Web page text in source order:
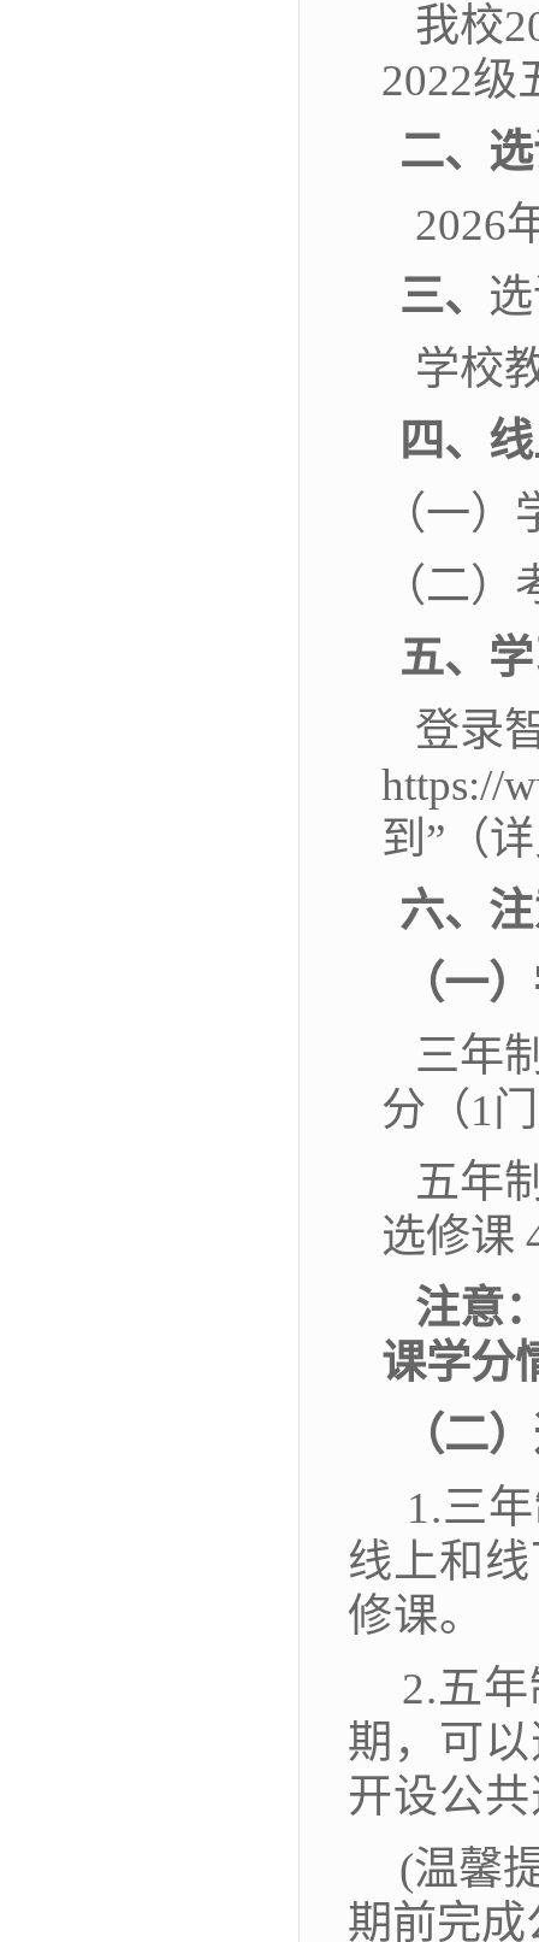
我校
2022级
二、
2026
三、
学校
四、
（一）
（二）
五、
登录
https://
到”（
六、
（一
三年
分 （1
五年
选修课
注意
课学分
（二
1.三
线上和
修课。
2.五年
期，可
开设公
(温馨
期前完